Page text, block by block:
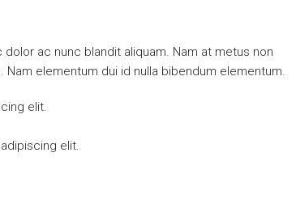
ac nunc blandit aliquam. Nam at metus non
elementum dui id nulla bibendum elementum.
elit.
elit.